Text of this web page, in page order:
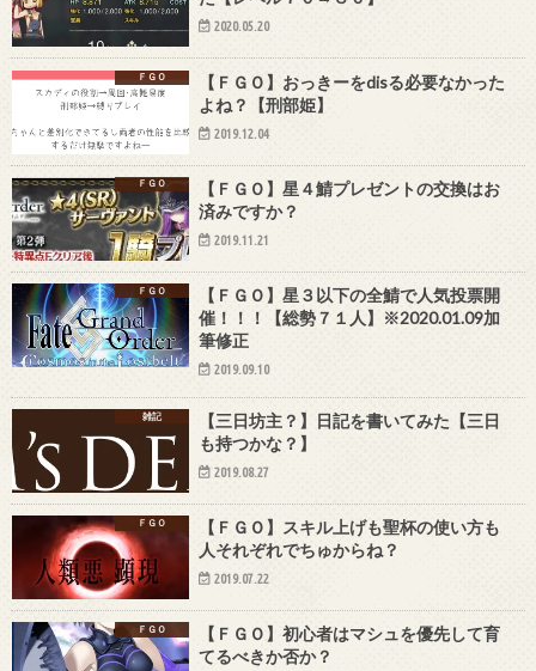
2020.05.20
ＦＧＯ
【ＦＧＯ】おっきーをdisる必要なかった
よね？【刑部姫】
2019.12.04
ＦＧＯ
【ＦＧＯ】星４鯖プレゼントの交換はお
済みですか？
2019.11.21
ＦＧＯ
【ＦＧＯ】星３以下の全鯖で人気投票開
催！！！【総勢７１人】※2020.01.09加
筆修正
2019.09.10
雑記
【三日坊主？】日記を書いてみた【三日
も持つかな？】
2019.08.27
ＦＧＯ
【ＦＧＯ】スキル上げも聖杯の使い方も
人それぞれでちゅからね？
2019.07.22
ＦＧＯ
【ＦＧＯ】初心者はマシュを優先して育
てるべきか否か？